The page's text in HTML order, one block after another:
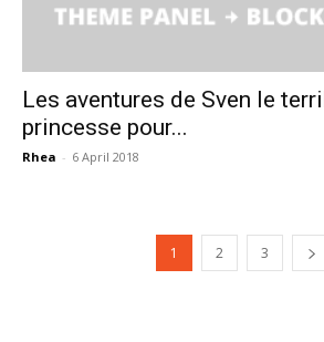
Les aventures de Sven le
princesse pour...
Rhea - 6 April 2018
1 2 3